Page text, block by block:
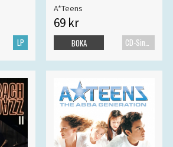
LP
A*Teens
69 kr
BOKA